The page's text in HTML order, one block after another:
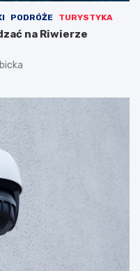
PODRÓŻE TURYSTYKA
na Riwierze